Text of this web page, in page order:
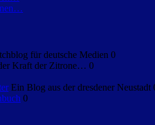
für deutsche Medien 0
Kraft der Zitrone… 0
Ein Blog aus der dresdener Neustadt
0